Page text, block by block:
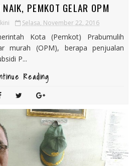
PEMKOT GELAR OPM
Selasa, November 22, 2016
Kota (Pemkot) Prabumulih
murah (OPM), berapa penjualan
P...
Reading